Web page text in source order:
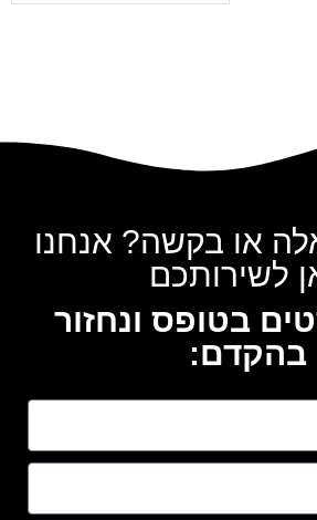
או בקשה? אנחנו
לשירותכם
בטופס ונחזור
בהקדם: